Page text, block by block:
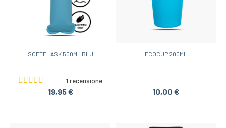
SOFTFLASK 500ML BLU
1 recensione
19,95 €
ECOCUP 200ML
10,00 €